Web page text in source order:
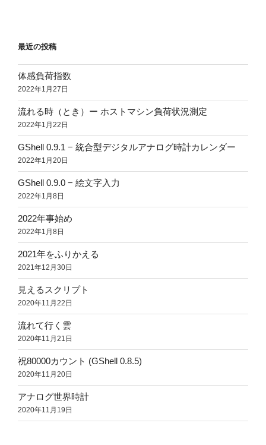
最近の投稿
体感負荷指数
2022年1月27日
流れる時（とき）ー ホストマシン負荷状況測定
2022年1月22日
GShell 0.9.1 − 統合型デジタルアナログ時計カレンダー
2022年1月20日
GShell 0.9.0 − 絵文字入力
2022年1月8日
2022年事始め
2022年1月8日
2021年をふりかえる
2021年12月30日
見えるスクリプト
2020年11月22日
流れて行く雲
2020年11月21日
祝80000カウント (GShell 0.8.5)
2020年11月20日
アナログ世界時計
2020年11月19日